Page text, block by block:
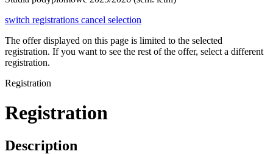
switch registrations cancel selection
The offer displayed on this page is limited to the selected
registration. If you want to see the rest of the offer, select a different
registration.
Registration
Registration
Description